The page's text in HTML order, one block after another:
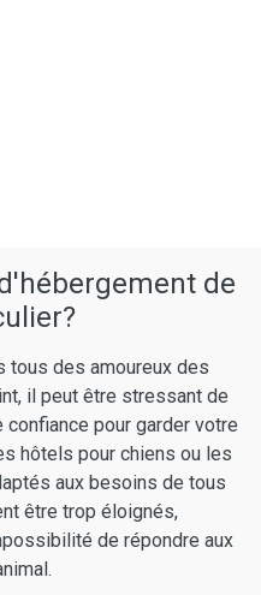
de
tous des amoureux des
il peut être stressant de
pour garder votre
hôtels pour chiens ou les
aux besoins de tous
être trop éloignés,
de répondre aux